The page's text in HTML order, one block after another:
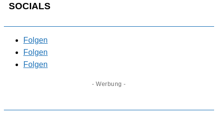
SOCIALS
Folgen
Folgen
Folgen
- Werbung -